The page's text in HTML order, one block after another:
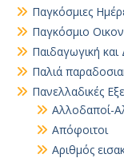
Παγκόσμιες
Παγκόσμιο
Παιδαγωγική και
Παλιά
Πανελλαδικές
Αλλοδαποί-
Απόφοιτοι
Αριθμός